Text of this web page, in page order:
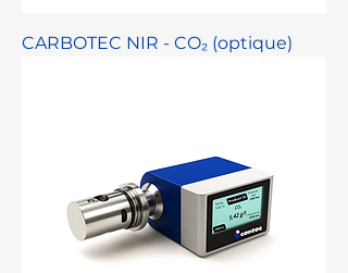
CARBOTEC NIR - CO₂ (optique)